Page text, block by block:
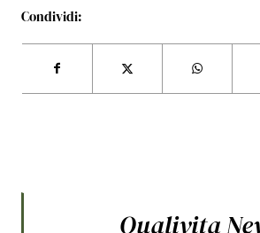
Condividi:
Qualivita